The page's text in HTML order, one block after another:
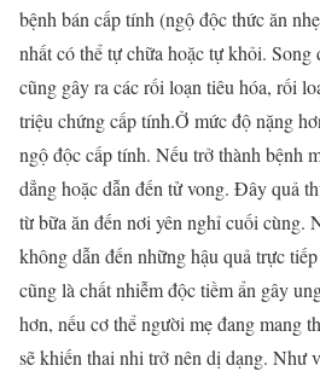
bệnh bán cấp tính (ngộ độc thức ăn
nhất có thể tự chữa hoặc tự khỏi.
cũng gây ra các rối loạn tiêu hóa, rối
triệu chứng cấp tính.Ở mức độ nặng
ngộ độc cấp tính. Nếu trở thành bệnh
dẳng hoặc dẫn đến tử vong. Đây quả
từ bữa ăn đến nơi yên nghỉ cuối cùng.
không dẫn đến những hậu quả trực
cũng là chất nhiễm độc tiềm ẩn gây
hơn, nếu cơ thể người mẹ đang mang
sẽ khiến thai nhi trở nên dị dạng. Như